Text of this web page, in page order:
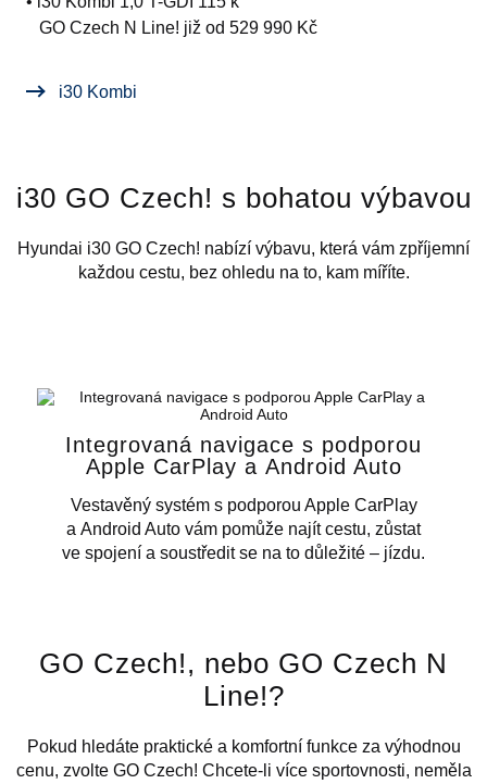
GO Czech N Line! již od 529 990 Kč
i30 Kombi
i30 GO Czech! s bohatou výbavou
Hyundai i30 GO Czech! nabízí výbavu, která vám zpříjemní
každou cestu, bez ohledu na to, kam míříte.
Integrovaná navigace s podporou
Apple CarPlay a Android Auto
Vestavěný systém s podporou Apple CarPlay
a Android Auto vám pomůže najít cestu, zůstat
ve spojení a soustředit se na to důležité – jízdu.
GO Czech!, nebo GO Czech N
Line!?
Pokud hledáte praktické a komfortní funkce za výhodnou
cenu, zvolte GO Czech! Chcete-li více sportovnosti, neměla